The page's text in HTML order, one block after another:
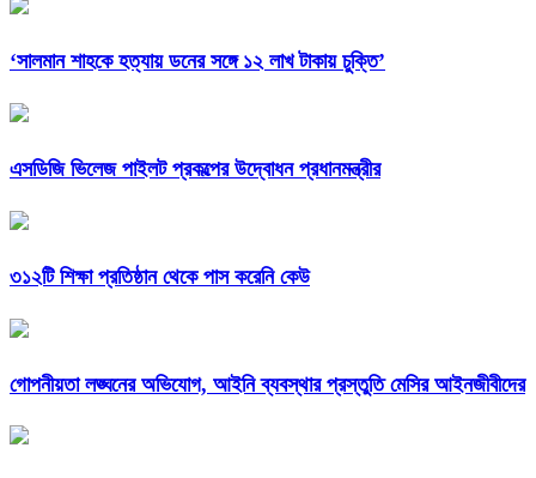
‘সালমান শাহকে হত্যায় ডনের সঙ্গে ১২ লাখ টাকায় চুক্তি’
এসডিজি ভিলেজ পাইলট প্রকল্পের উদ্বোধন প্রধানমন্ত্রীর
৩১২টি শিক্ষা প্রতিষ্ঠান থেকে পাস করেনি কেউ
গোপনীয়তা লঙ্ঘনের অভিযোগ, আইনি ব্যবস্থার প্রস্তুতি মেসির আইনজীবীদের